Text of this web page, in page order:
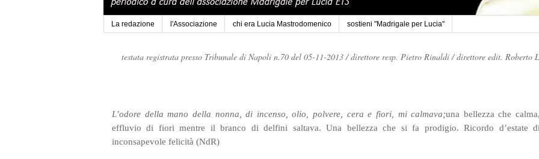
La redazione l'Associazione chi era Lucia Mastrodomenico sostieni "Madrigale per Lucia"
testata registrata presso Tribunale di Napoli n.70 del 05-11-2013 /direttore resp. Pietro Rinaldi /direttore edit. Roberto
L’odore della mano della nonna, di incenso, olio, polvere, cera e fiori, mi calmava;una bellezza che calma,
effluvio di fiori mentre il branco di delfini saltava. Una bellezza che si fa prodigio. Ricordo d’estate di
inconsapevole felicità (NdR)